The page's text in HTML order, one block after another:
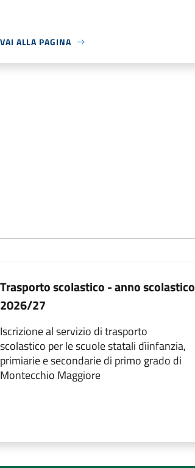
VAI ALLA PAGINA
Trasporto scolastico - anno scolastico
2026/27
Iscrizione al servizio di trasporto
scolastico per le scuole statali dìinfanzia,
primiarie e secondarie di primo grado di
Montecchio Maggiore